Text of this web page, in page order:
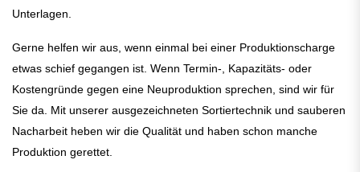
Unterlagen.
Gerne helfen wir aus, wenn einmal bei einer Produktionscharge
etwas schief gegangen ist. Wenn Termin-, Kapazitäts- oder
Kostengründe gegen eine Neuproduktion sprechen, sind wir für
Sie da. Mit unserer ausgezeichneten Sortiertechnik und sauberen
Nacharbeit heben wir die Qualität und haben schon manche
Produktion gerettet.